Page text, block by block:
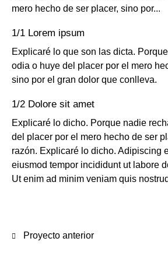
mero hecho de ser placer, sino por...
1/1 Lorem ipsum
Explicaré lo que son las dicta.
odia o huye del placer por el mero
sino por el gran dolor que conlleva.
1/2 Dolore sit amet
Explicaré lo dicho. Porque nadie
del placer por el mero hecho de ser
razón. Explicaré lo dicho. Adipiscing
eiusmod tempor incididunt ut labore
Ut enim ad minim veniam quis
Proyecto anterior